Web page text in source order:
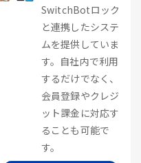
SwitchBotロック
と連携したシステ
ムを提供していま
す。自社内で利用
するだけでなく、
会員登録やクレジ
ット課金に対応す
ることも可能で
す。